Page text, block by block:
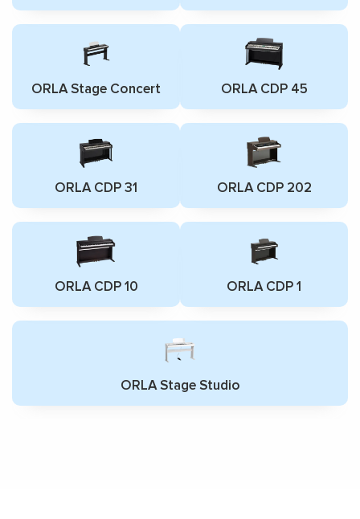
ORLA Stage Concert ORLA CDP 45
ORLA CDP 31 ORLA CDP 202
ORLA CDP 10 ORLA CDP 1
ORLA Stage Studio